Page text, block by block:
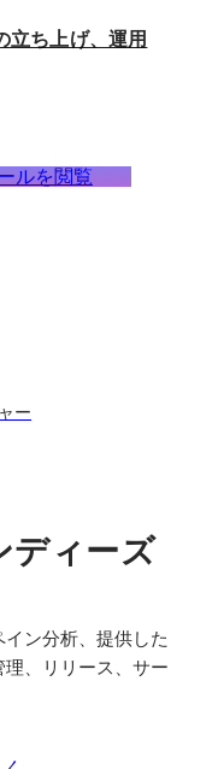
ち上げ、運用
ルを閲覧
ー
ィーズ
イン分析、提供した
、リリース、サー